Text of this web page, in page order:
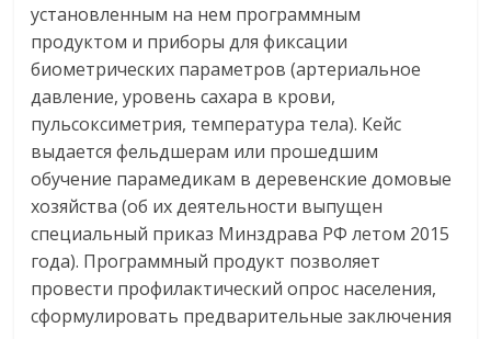
установленным на нем программным
продуктом и приборы для фиксации
биометрических параметров (артериальное
давление, уровень сахара в крови,
пульсоксиметрия, температура тела). Кейс
выдается фельдшерам или прошедшим
обучение парамедикам в деревенские домовые
хозяйства (об их деятельности выпущен
специальный приказ Минздрава РФ летом 2015
года). Программный продукт позволяет
провести профилактический опрос населения,
сформулировать предварительные заключения